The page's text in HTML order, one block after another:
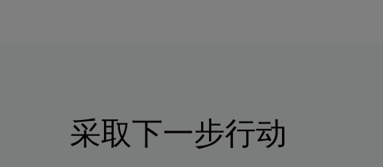
采取下一步行动